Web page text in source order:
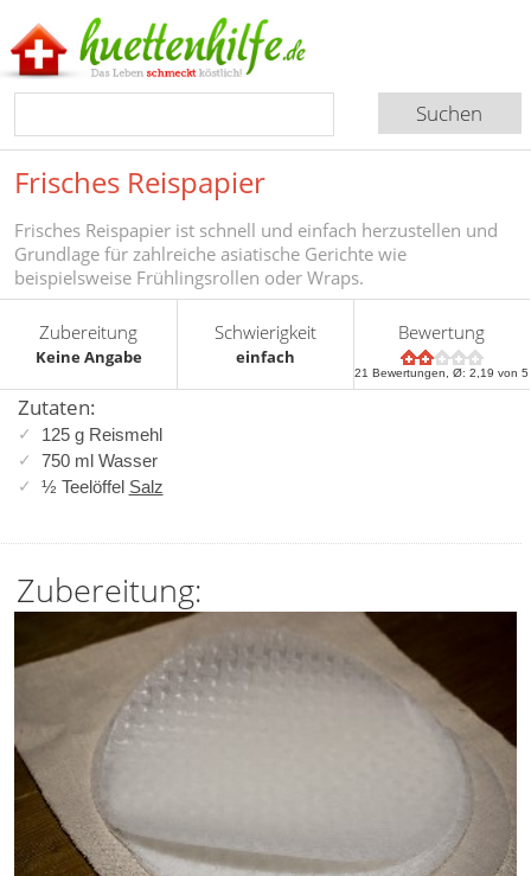
Frisches Reispapier
Frisches Reispapier ist schnell und einfach herzustellen und
Grundlage für zahlreiche asiatische Gerichte wie
beispielsweise Frühlingsrollen oder Wraps.
Zubereitung
Keine Angabe
Schwierigkeit
einfach
Bewertung
21 Bewertungen, Ø:2,19 von 5
Zutaten:
125 g Reismehl
750 ml Wasser
½ Teelöffel Salz
Zubereitung: